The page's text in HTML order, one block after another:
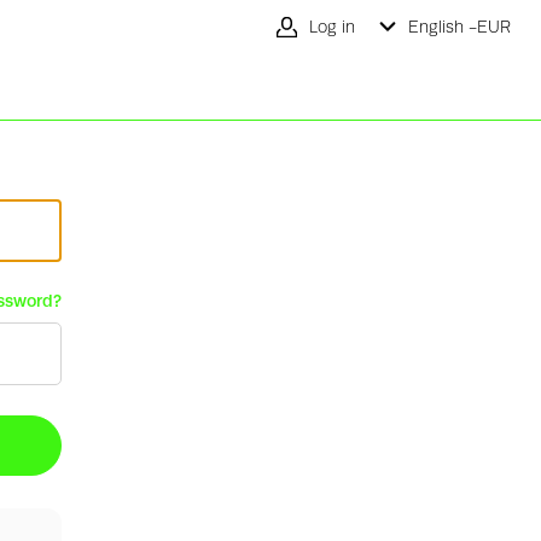
Log in English -EUR